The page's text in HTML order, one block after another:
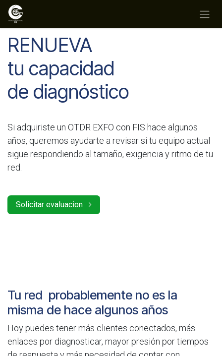
Ir al contenido
RENUEVA
tu capacidad
de diagnóstico
Si adquiriste un OTDR EXFO con FIS hace algunos
años, queremos ayudarte a revisar si tu equipo actual
sigue respondiendo al tamaño, exigencia y ritmo de tu
red.
Solicitar evaluacion
Tu red probablemente no es la
misma de hace algunos años
Hoy puedes tener más clientes conectados, más
enlaces por diagnosticar, mayor presión por tiempos